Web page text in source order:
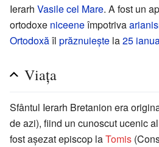
Ierarh Vasile cel Mare. A fost un
ortodoxe niceeneîmpotriva
Ortodoxăîl prăznuiește la25
Viața
Sfântul Ierarh Bretanion era
de azi), fiind un cunoscut ucenic
fost așezat episcop laTomis